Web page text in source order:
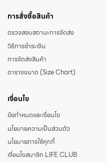
การสั่งซื้อสินค้า
ตรวจสอบสถานะการจัดส่ง
วิธีการชำระเงิน
การจัดส่งสินค้า
ตารางขนาด (Size Chart)
เงื่อนไข
ข้อกำหนดและเงื่อนไข
นโยบายความเป็นส่วนตัว
นโยบายการใช้คุกกี้
เงื่อนไขสมาชิก LIFE CLUB